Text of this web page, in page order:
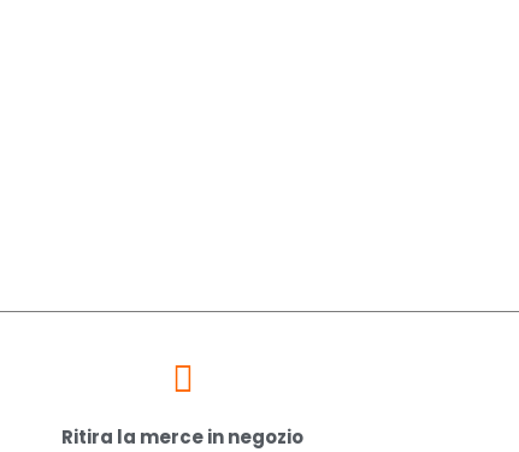
Ritira la merce in negozio